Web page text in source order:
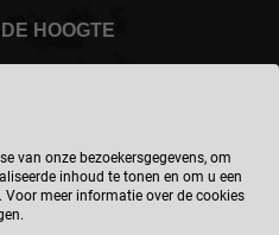
HOOGTE
- nederlands
van onze bezoekersgegevens, om
inhoud te tonen en om u een
meer informatie over de cookies